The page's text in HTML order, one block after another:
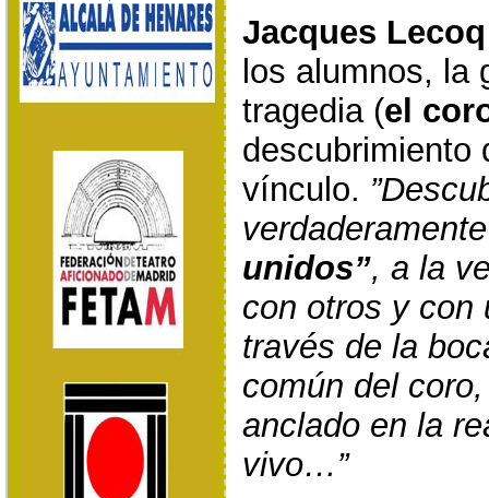
Jacques Lecoq
los alumnos, la
tragedia (el
descubrimiento
vínculo.
unidos”, a la
con otros y con
través de la
común del
anclado en la
vivo…”